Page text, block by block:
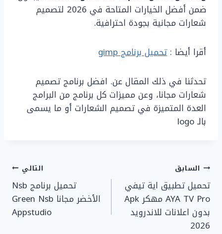
ضمن أفضل الخيارات المتاحة في 2026 لتصميم
شعارات مجانية بجودة احترافية.
أقرا أيضا : تحميل برنامج gimp
تحدثنا في ذلك المقال عن. افضل برنامج تصميم
شعارات مجانا، وعن مميزات كل برنامج من البرامج
العدة المتميزة في تصميم الشعارات أو ما يسمى
بالـ logo
تصفّح
المقالات
السابق
تحميل تطبيق اية تيفي
AYA TV Pro مهكر Apk
بدون اعلانات للاندرويد
2026
التالي
تحميل برنامج Nsb
الأخضر مجانا Green Nsb
Appstudio